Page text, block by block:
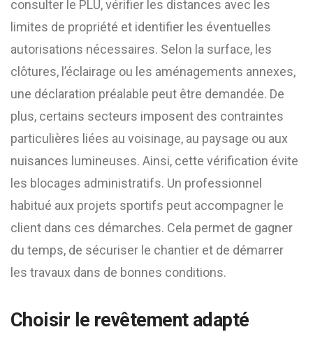
consulter le PLU, vérifier les distances avec les
limites de propriété et identifier les éventuelles
autorisations nécessaires. Selon la surface, les
clôtures, l’éclairage ou les aménagements annexes,
une déclaration préalable peut être demandée. De
plus, certains secteurs imposent des contraintes
particulières liées au voisinage, au paysage ou aux
nuisances lumineuses. Ainsi, cette vérification évite
les blocages administratifs. Un professionnel
habitué aux projets sportifs peut accompagner le
client dans ces démarches. Cela permet de gagner
du temps, de sécuriser le chantier et de démarrer
les travaux dans de bonnes conditions.
Choisir le revêtement adapté